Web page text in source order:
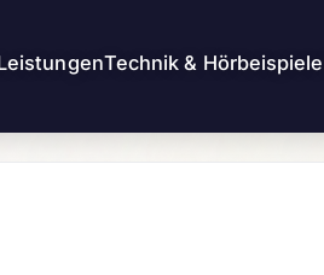
Technik & Hörbeispiele